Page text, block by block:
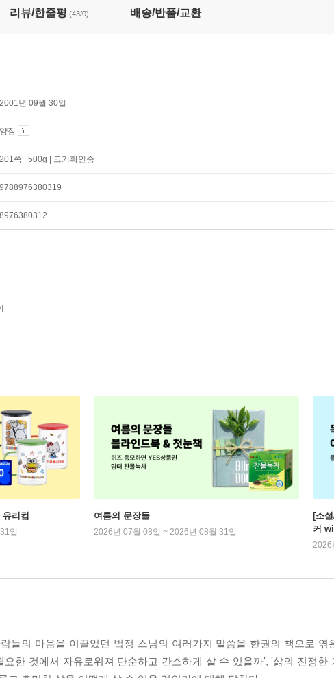
리뷰/한줄평 (43/0) 배송/반품/교환
2001년 09월 30일
양장
201쪽 | 500g | 크기확인중
9788976380319
8976380312
리컵
일
여름의 문장들
2026년 07월 08일 ~ 2026년 08월 31일
[소
커
2026
들의 마음을 이끌었던 법정 스님의 여러가지 말씀을 한권의 책으로
요한 것에서 자유로워져 단순하고 간소하게 살 수 있을까', '삶의 진정한